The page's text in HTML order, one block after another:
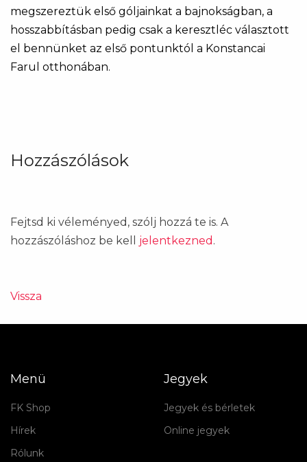
megszereztük első góljainkat a bajnokságban, a
hosszabbításban pedig csak a keresztléc választott
el bennünket az első pontunktól a Konstancai
Farul otthonában.
Hozzászólások
Fejtsd ki véleményed, szólj hozzá te is. A
hozzászóláshoz be kell jelentkezned .
Vissza
Menü
FK Shop
Hírek
Rólunk
Jegyek
Jegyek és bérletek
Online jegyek